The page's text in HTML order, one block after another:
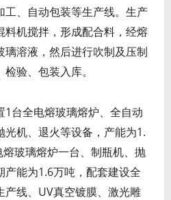
工、自动包装等生产线。生产
机搅拌，形成配合料，经熔
溶液，然后进行吹制及压制
验、包装入库。
全电熔玻璃熔炉、全自动
机、退火等设备，产能为1.
玻璃熔炉一台、制瓶机、抛
能为1.6万吨，配套建设全
产线、UV真空镀膜、激光雕